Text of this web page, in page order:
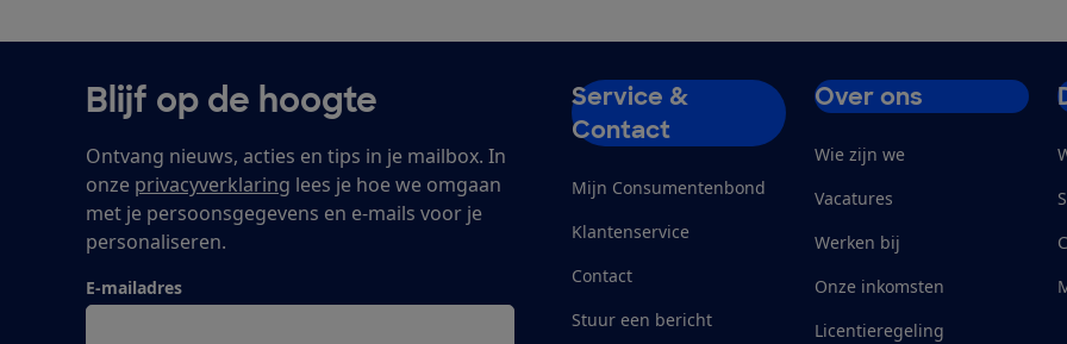
Blijf op de hoogte
Ontvang nieuws, acties en tips in je mailbox. In
onze privacyverklaring lees je hoe we omgaan
met je persoonsgegevens en e-mails voor je
personaliseren.
E-mailadres
Service &
Contact
Mijn Consumentenbond
Klantenservice
Contact
Stuur een bericht
Over ons
Wie zijn we
Vacatures
Werken bij
Onze inkomsten
Licentieregeling